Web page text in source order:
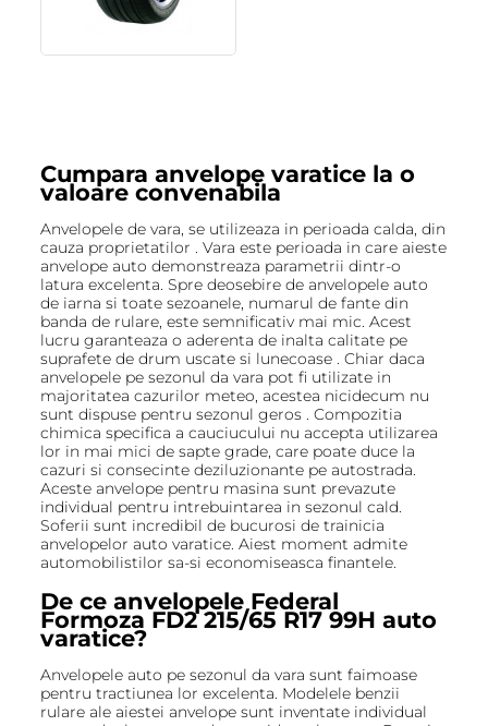
Cumpara anvelope varatice la o
valoare convenabila
Anvelopele de vara, se utilizeaza in perioada calda, din
cauza proprietatilor . Vara este perioada in care aieste
anvelope auto demonstreaza parametrii dintr-o
latura excelenta. Spre deosebire de anvelopele auto
de iarna si toate sezoanele, numarul de fante din
banda de rulare, este semnificativ mai mic. Acest
lucru garanteaza o aderenta de inalta calitate pe
suprafete de drum uscate si lunecoase . Chiar daca
anvelopele pe sezonul da vara pot fi utilizate in
majoritatea cazurilor meteo, acestea nicidecum nu
sunt dispuse pentru sezonul geros . Compozitia
chimica specifica a cauciucului nu accepta utilizarea
lor in mai mici de sapte grade, care poate duce la
cazuri si consecinte deziluzionante pe autostrada.
Aceste anvelope pentru masina sunt prevazute
individual pentru intrebuintarea in sezonul cald.
Soferii sunt incredibil de bucurosi de trainicia
anvelopelor auto varatice. Aiest moment admite
automobilistilor sa-si economiseasca finantele.
De ce anvelopele Federal
Formoza FD2 215/65 R17 99H auto
varatice?
Anvelopele auto pe sezonul da vara sunt faimoase
pentru tractiunea lor excelenta. Modelele benzii
rulare ale aiestei anvelope sunt inventate individual